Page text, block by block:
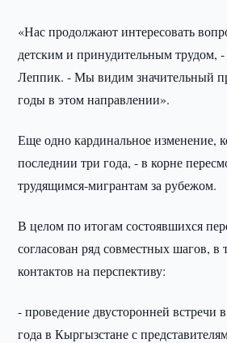
«Нас продолжают интересовать
детским и принудительным трудом,
Леппик. - Мы видим значительный
годы в этом направлении».
Еще одно кардинальное изменение,
последнии три года, - в корне
трудящимся-мигрантам за рубежом.
В целом по итогам состоявшихся
согласован ряд совместных шагов, в
контактов на перспективу:
- проведение двусторонней встречи
года в Кыргызстане с